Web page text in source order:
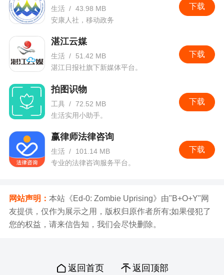
下载
生活 / 43.98 MB
安康人社，移动政务
下载
湛江云媒
生活 /
51.42 MB
湛江日报社旗下新媒体平台。
下载
拍图识物
工具 / 72.52 MB
生活实用小助手。
下载
赢律师法律咨询
生活 /
101.14 MB
专业的法律咨询服务平台。
网站声明： 本站《Ed-0: Zombie Uprising》由"B+O+Y"网
友提供，仅作为展示之用，版权归原作者所有;如果侵犯了
您的权益，请来信告知，我们会尽快删除。
返回首页 返回顶部